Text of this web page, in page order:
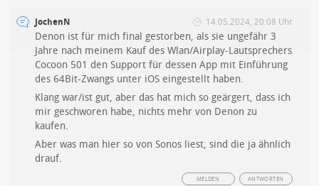
JochenN 14.05.2024, 20:08 Uhr
Denon ist für mich final gestorben, als sie ungefähr 3
Jahre nach meinem Kauf des Wlan/Airplay-Lautsprechers
Cocoon 501 den Support für dessen App mit Einführung
des 64Bit-Zwangs unter iOS eingestellt haben.
Klang war/ist gut, aber das hat mich so geärgert, dass ich
mir geschworen habe, nichts mehr von Denon zu
kaufen.
Aber was man hier so von Sonos liest, sind die ja ähnlich
drauf.
ANTWORTEN
MELDEN